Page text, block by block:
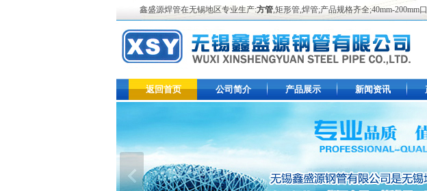
鑫盛源焊管在无锡地区专业生产:方管,矩形管,焊管;产品规格齐全;40mm-200mm
返回首页 公司简介 产品展示 新闻资讯